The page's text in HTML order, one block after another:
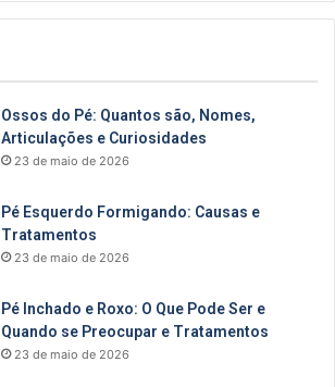
Ossos do Pé: Quantos são, Nomes,
Articulações e Curiosidades
23 de maio de 2026
Pé Esquerdo Formigando: Causas e
Tratamentos
23 de maio de 2026
Pé Inchado e Roxo: O Que Pode Ser e
Quando se Preocupar e Tratamentos
23 de maio de 2026